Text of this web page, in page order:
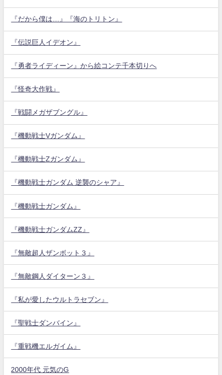
『だから僕は…』『海のトリトン』
『伝説巨人イデオン』
『勇者ライディーン』から絵コンテ千本切りへ
『怪奇大作戦』
『戦闘メガザブングル』
『機動戦士Vガンダム』
『機動戦士Zガンダム』
『機動戦士ガンダム 逆襲のシャア』
『機動戦士ガンダム』
『機動戦士ガンダムZZ』
『無敵超人ザンボット３』
『無敵鋼人ダイターン３』
『私が愛したウルトラセブン』
『聖戦士ダンバイン』
『重戦機エルガイム』
2000年代 元気のG